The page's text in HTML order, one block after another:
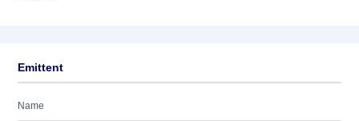
Emittent
Name